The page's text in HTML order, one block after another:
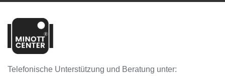
Telefonische Unterstützung und Beratung unter: